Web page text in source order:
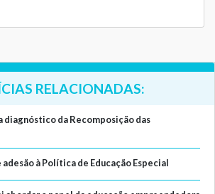
RELACIONADAS:
da Recomposição das
adesão à Política de Educação Especial